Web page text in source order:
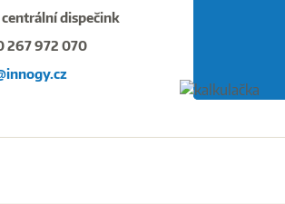
centrální dispečink
267 972 070